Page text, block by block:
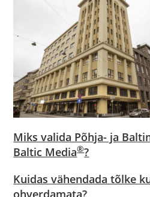
Miks valida Põhja- ja
Baltic Media®?
Kuidas vähendada tõlke
ohverdamata?